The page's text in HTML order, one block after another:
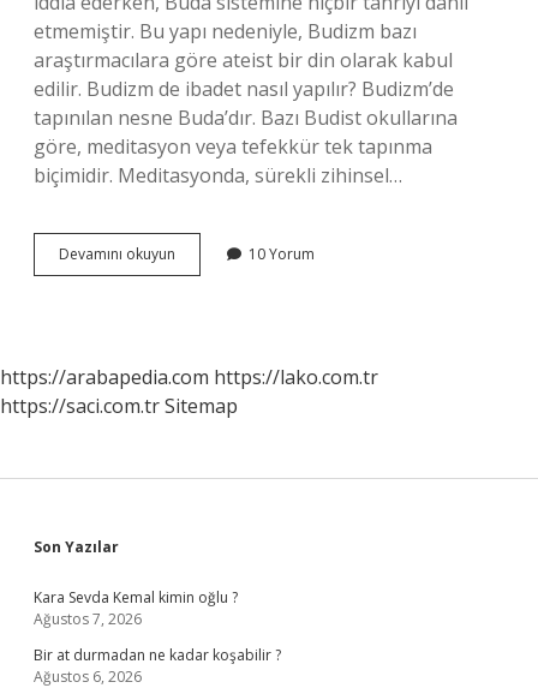
etmemiştir. Bu yapı nedeniyle, Budizm bazı
araştırmacılara göre ateist bir din olarak kabul
edilir. Budizm de ibadet nasıl yapılır? Budizm’de
tapınılan nesne Buda’dır. Bazı Budist okullarına
göre, meditasyon veya tefekkür tek tapınma
biçimidir. Meditasyonda, sürekli zihinsel…
Devamını okuyun Budistlerin
Inancı
10 Yorum
https://arabapedia.com https://lako.com.tr
https://saci.com.trSitemap
Sidebar
Son Yazılar
Kara Sevda Kemal kimin oğlu ?
Ağustos 7, 2026
Bir at durmadan ne kadar koşabilir ?
Ağustos 6, 2026